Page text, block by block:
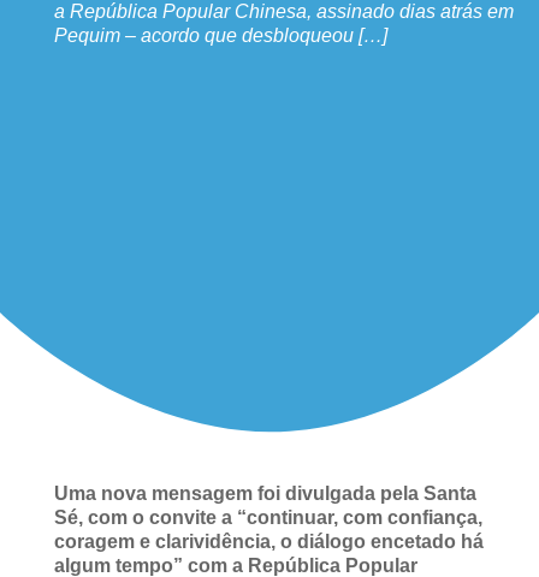
a República Popular Chinesa, assinado dias atrás em
Pequim – acordo que desbloqueou […]
Uma nova mensagem foi divulgada pela Santa
Sé, com o convite a “continuar, com confiança,
coragem e clarividência, o diálogo encetado há
algum tempo” com a República Popular